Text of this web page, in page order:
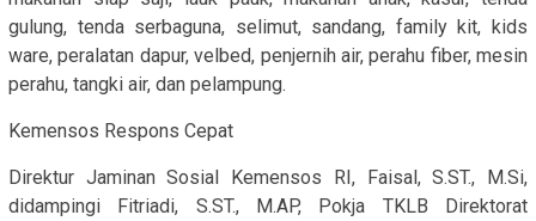
gulung, tenda serbaguna, selimut, sandang, family kit, kids
ware, peralatan dapur, velbed, penjernih air, perahu fiber, mesin
perahu, tangki air, dan pelampung.
Kemensos Respons Cepat
Direktur Jaminan Sosial Kemensos RI, Faisal, S.ST., M.Si,
didampingi Fitriadi, S.ST., M.AP, Pokja TKLB Direktorat